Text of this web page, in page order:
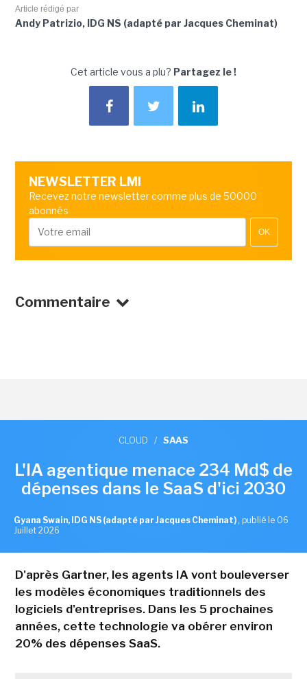
Article rédigé par
Andy Patrizio, IDG NS (adapté par Jacques Cheminat)
Cet article vous a plu? Partagez le !
NEWSLETTER LMI
Recevez notre newsletter comme plus de 50000
abonnés
OK
Commentaire
CLOUD / SAAS
L'IA agentique menace 234 Md$ de
dépenses dans le SaaS d'ici 2030
Gyana Swain, IDG NS (adapté par Jacques Cheminat) , publié le 06
Juillet 2026
D'après Gartner, les agents IA vont bouleverser
les modèles économiques traditionnels des
logiciels d'entreprises. Dans les 5 prochaines
années, cette technologie va obérer environ
20% des dépenses SaaS.